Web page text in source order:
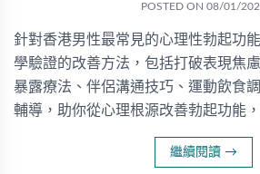
POSTED ON 08/01/
針對香港男性最常見的心理性勃起功
學驗證的改善方法，包括打破表現焦
暴露療法、伴侶溝通技巧、運動飲食
輔導，助你從心理根源改善勃起功能
繼續閱讀 →